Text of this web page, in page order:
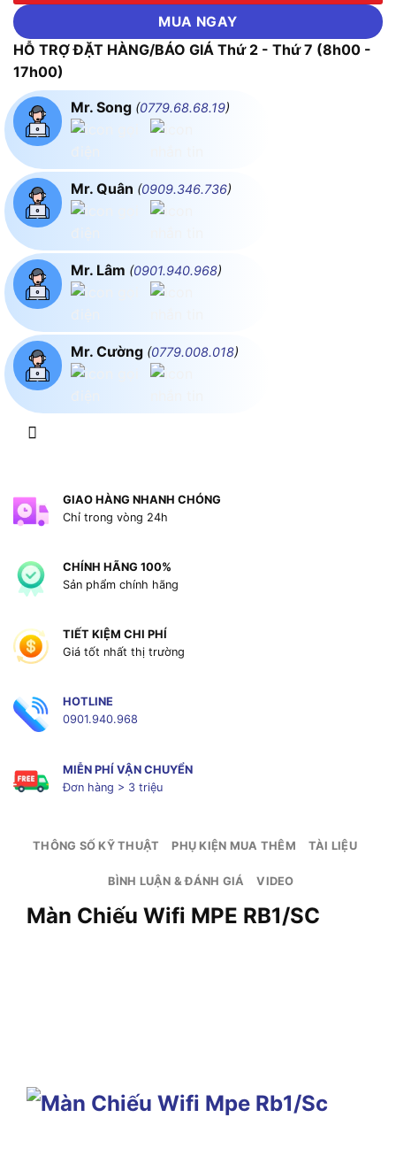
MUA NGAY
HỖ TRỢ ĐẶT HÀNG/BÁO GIÁ Thứ 2 - Thứ 7 (8h00 -
17h00)
Mr. Song (0779.68.68.19)
Mr. Quân (0909.346.736)
Mr. Lâm (0901.940.968)
Mr. Cường (0779.008.018)
GIAO HÀNG NHANH CHÓNG
Chỉ trong vòng 24h
CHÍNH HÃNG 100%
Sản phẩm chính hãng
TIẾT KIỆM CHI PHÍ
Giá tốt nhất thị trường
HOTLINE
0901.940.968
MIỄN PHÍ VẬN CHUYỂN
Đơn hàng > 3 triệu
THÔNG SỐ KỸ THUẬT PHỤ KIỆN MUA THÊM TÀI LIỆU
BÌNH LUẬN & ĐÁNH GIÁ VIDEO
Màn Chiếu Wifi MPE RB1/SC